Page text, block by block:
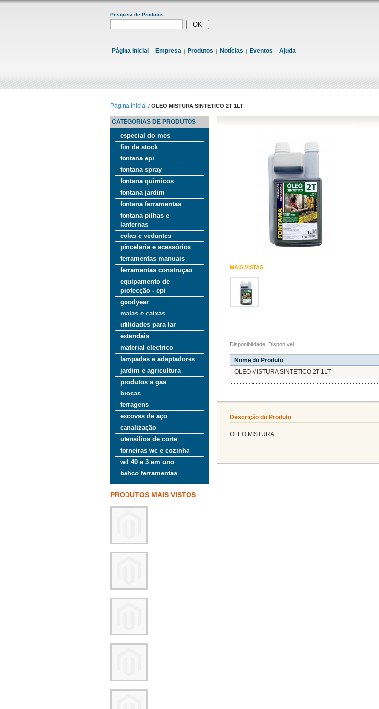
Pesquisa de Produtos
Página Inicial Empresa Produtos Notícias Eventos Ajuda
Página Inicial / OLEO MISTURA SINTETICO 2T 1LT
CATEGORIAS DE PRODUTOS
especial do mes
fim de stock
fontana epi
fontana spray
fontana quimicos
fontana jardim
fontana ferramentas
fontana pilhas e
lanternas
colas e vedantes
pincelaria e acessórios
ferramentas manuais
ferramentas construçao
equipamento de
protecção - epi
goodyear
malas e caixas
utilidades para lar
estendais
material electrico
lampadas e adaptadores
jardim e agricultura
produtos a gas
brocas
ferragens
escovas de aço
canalização
utensilios de corte
torneiras wc e cozinha
wd 40 e 3 em uno
bahco ferramentas
PRODUTOS MAIS VISTOS
MAIS VISTAS
Disponibilidade: Disponível
Nome do Produto
OLEO MISTURA SINTETICO 2T 1LT
Descrição do Produto
OLEO MISTURA